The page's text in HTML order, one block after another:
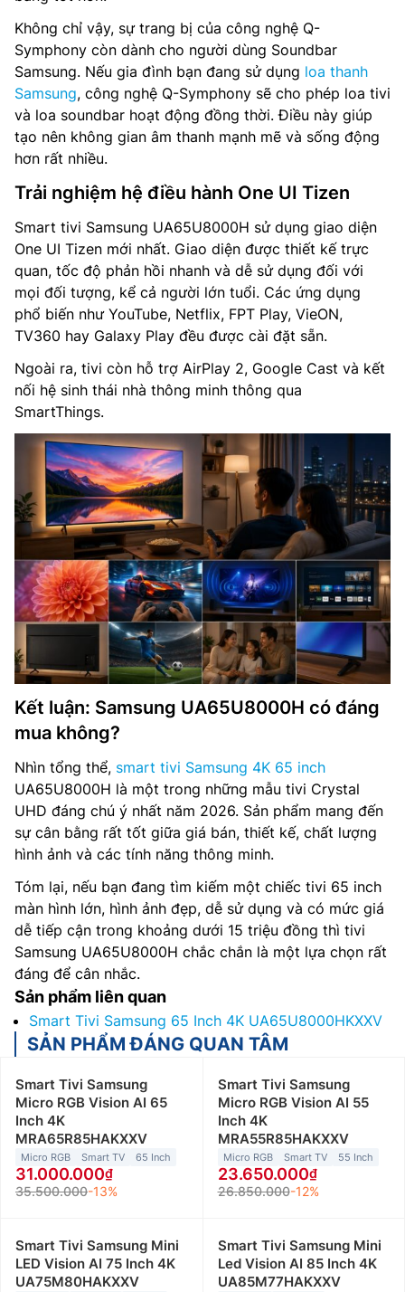
Không chỉ vậy, sự trang bị của công nghệ Q-
Symphony còn dành cho người dùng Soundbar
Samsung. Nếu gia đình bạn đang sử dụng loa thanh
Samsung, công nghệ Q-Symphony sẽ cho phép loa tivi
và loa soundbar hoạt động đồng thời. Điều này giúp
tạo nên không gian âm thanh mạnh mẽ và sống động
hơn rất nhiều.
Trải nghiệm hệ điều hành One UI Tizen
Smart tivi Samsung UA65U8000H sử dụng giao diện
One UI Tizen mới nhất. Giao diện được thiết kế trực
quan, tốc độ phản hồi nhanh và dễ sử dụng đối với
mọi đối tượng, kể cả người lớn tuổi. Các ứng dụng
phổ biến như YouTube, Netflix, FPT Play, VieON,
TV360 hay Galaxy Play đều được cài đặt sẵn.
Ngoài ra, tivi còn hỗ trợ AirPlay 2, Google Cast và kết
nối hệ sinh thái nhà thông minh thông qua
SmartThings.
Kết luận: Samsung UA65U8000H có đáng
mua không?
Nhìn tổng thể, smart tivi Samsung 4K 65 inch
UA65U8000H là một trong những mẫu tivi Crystal
UHD đáng chú ý nhất năm 2026. Sản phẩm mang đến
sự cân bằng rất tốt giữa giá bán, thiết kế, chất lượng
hình ảnh và các tính năng thông minh.
Tóm lại, nếu bạn đang tìm kiếm một chiếc tivi 65 inch
màn hình lớn, hình ảnh đẹp, dễ sử dụng và có mức giá
dễ tiếp cận trong khoảng dưới 15 triệu đồng thì tivi
Samsung UA65U8000H chắc chắn là một lựa chọn rất
đáng để cân nhắc.
Sản phẩm liên quan
Smart Tivi Samsung 65 Inch 4K UA65U8000HKXXV
SẢN PHẨM ĐÁNG QUAN TÂM
Smart Tivi Samsung
Micro RGB Vision AI 65
Inch 4K
MRA65R85HAKXXV
Micro RGB Smart TV 65 Inch
31.000.000
35.500.000-13%
Smart Tivi Samsung
Micro RGB Vision AI 55
Inch 4K
MRA55R85HAKXXV
Micro RGB Smart TV 55 Inch
23.650.000
26.850.000-12%
Smart Tivi Samsung Mini
LED Vision AI 75 Inch 4K
UA75M80HAKXXV
Smart Tivi Samsung Mini
Led Vision AI 85 Inch 4K
UA85M77HAKXXV